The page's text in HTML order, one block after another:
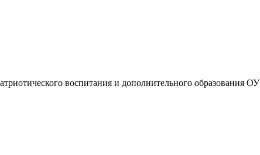
воспитания и дополнительного образования ОУ